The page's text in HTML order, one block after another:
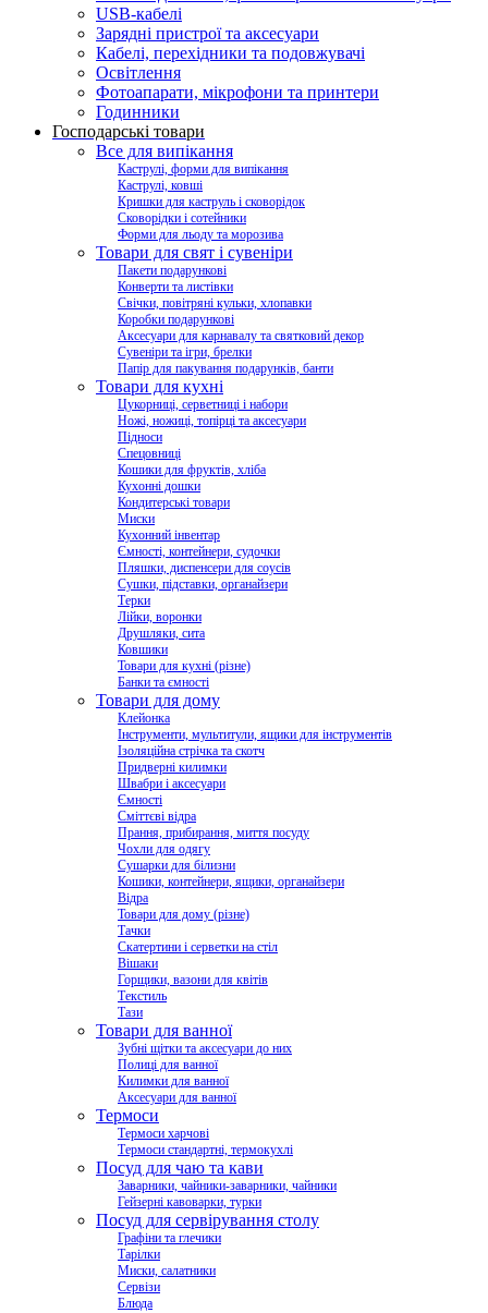
USB-кабелі
Зарядні пристрої та аксесуари
Кабелі, перехідники та подовжувачі
Освітлення
Фотоапарати, мікрофони та принтери
Годинники
Господарські товари
Все для випікання
Каструлі, форми для випікання
Каструлі, ковші
Кришки для каструль і сковорідок
Сковорідки і сотейники
Форми для льоду та морозива
Товари для свят і сувеніри
Пакети подарункові
Конверти та листівки
Свічки, повітряні кульки, хлопавки
Коробки подарункові
Аксесуари для карнавалу та святковий декор
Сувеніри та ігри, брелки
Папір для пакування подарунків, банти
Товари для кухні
Цукорниці, серветниці і набори
Ножі, ножиці, топірці та аксесуари
Підноси
Спецовниці
Кошики для фруктів, хліба
Кухонні дошки
Кондитерські товари
Миски
Кухонний інвентар
Ємності, контейнери, судочки
Пляшки, диспенсери для соусів
Сушки, підставки, органайзери
Терки
Лійки, воронки
Друшляки, сита
Ковшики
Товари для кухні (різне)
Банки та ємності
Товари для дому
Клейонка
Інструменти, мультитули, ящики для інструментів
Ізоляційна стрічка та скотч
Придверні килимки
Швабри і аксесуари
Ємності
Сміттєві відра
Прання, прибирання, миття посуду
Чохли для одягу
Сушарки для білизни
Кошики, контейнери, ящики, органайзери
Відра
Товари для дому (різне)
Тачки
Скатертини і серветки на стіл
Вішаки
Горщики, вазони для квітів
Текстиль
Тази
Товари для ванної
Зубні щітки та аксесуари до них
Полиці для ванної
Килимки для ванної
Аксесуари для ванної
Термоси
Термоси харчові
Термоси стандартні, термокухлі
Посуд для чаю та кави
Заварники, чайники-заварники, чайники
Гейзерні кавоварки, турки
Посуд для сервірування столу
Графіни та глечики
Тарілки
Миски, салатники
Сервізи
Блюда